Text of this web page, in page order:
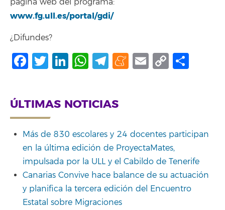
www.fg.ull.es/portal/gdi/
¿Difundes?
Facebook
Twitter
LinkedIn
WhatsApp
Telegram
Meneame
Email
Copy
ÚLTIMAS NOTICIAS
Más de 830 escolares y 24 docentes participan
en la última edición de ProyectaMates,
impulsada por la ULL y el Cabildo de Tenerife
Canarias Convive hace balance de su actuación
y planifica la tercera edición del Encuentro
Estatal sobre Migraciones